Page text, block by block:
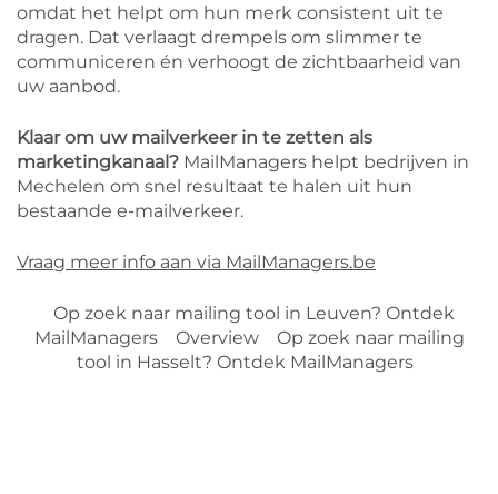
omdat het helpt om hun merk consistent uit te
dragen. Dat verlaagt drempels om slimmer te
communiceren én verhoogt de zichtbaarheid van
uw aanbod.
Klaar om uw mailverkeer in te zetten als
marketingkanaal? MailManagers helpt bedrijven in
Mechelen om snel resultaat te halen uit hun
bestaande e-mailverkeer.
Vraag meer info aan via MailManagers.be
Op zoek naar mailing tool in Leuven? Ontdek
MailManagers
Overview
Op zoek naar mailing
tool in Hasselt? Ontdek MailManagers